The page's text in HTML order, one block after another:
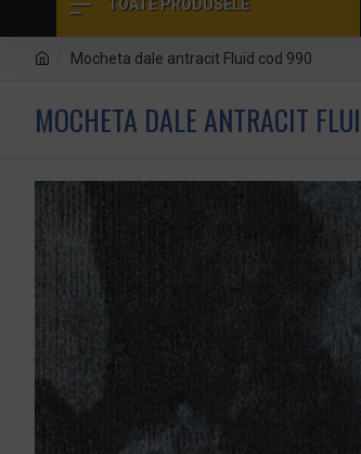
TOATE PRODUSELE
Mocheta dale antracit Fluid cod 990
MOCHETA DALE ANTRACIT